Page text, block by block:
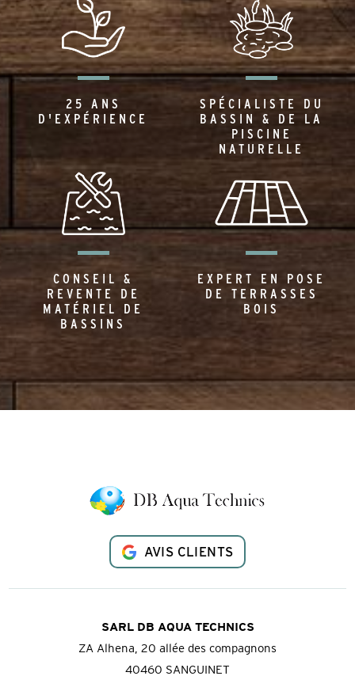
25 ANS
D'EXPÉRIENCE
SPÉCIALISTE DU
BASSIN & DE LA
PISCINE
NATURELLE
CONSEIL &
REVENTE DE
MATÉRIEL DE
BASSINS
EXPERT EN POSE
DE TERRASSES
BOIS
AVIS CLIENTS
SARL DB AQUA TECHNICS
ZA Alhena, 20 allée des compagnons
40460 SANGUINET